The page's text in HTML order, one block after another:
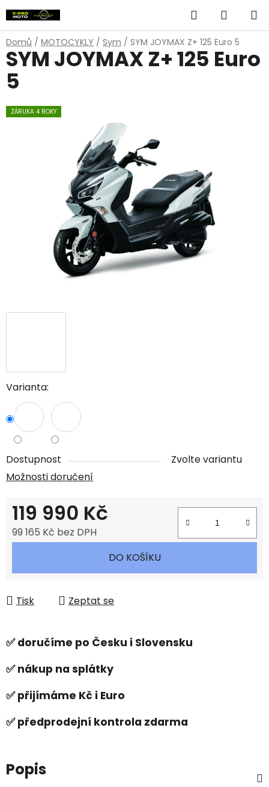
na
obsah
Hledat
KOŠÍK
Domů / MOTOCYKLY / Sym / SYM JOYMAX Z+ 125 Euro 5
Varianta:
Dostupnost
Zvolte variantu
Možnosti doručení
119 990 Kč
99 165 Kč bez DPH
DO KOŠÍKU
Tisk Zeptat se
SYM JOYMAX Z+ 125 Euro
5
ZÁRUKA 4 ROKY
✅ doručíme po Česku i Slovensku
✅ nákup na splátky
✅ přijímáme Kč i Euro
✅ předprodejní kontrola zdarma
Popis